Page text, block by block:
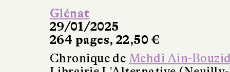
Glénat
29/01/2025
264 pages, 22,50 €
Chronique de Mehdi Ain-